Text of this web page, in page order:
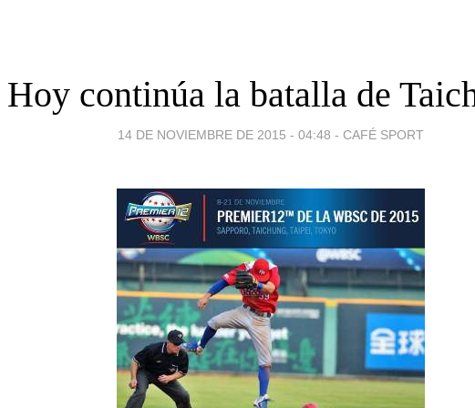
Hoy continúa la batalla de
14 DE NOVIEMBRE DE 2015 - 04:48 - CAFÉ SPORT